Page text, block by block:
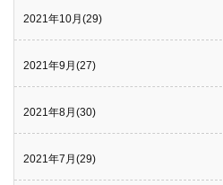
2021年10月(29)
2021年9月(27)
2021年8月(30)
2021年7月(29)